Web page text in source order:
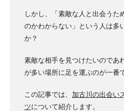
しかし、「素敵な人と出会うた
のかわからない」という人は多
か？
素敵な相手を見つけたいのであ
が多い場所に足を運ぶのが一番
この記事では、 加古川の出会い
ツについて紹介します。